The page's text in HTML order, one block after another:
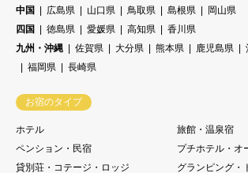
中国
広島県 山口県 鳥取県 島根県
岡山県
四国
徳島県 愛媛県 高知県
香川県
九州・沖縄
佐賀県 大分県 熊本県 鹿児島県
福岡県
長崎県
お宿のタイプ
ホテル
旅館・温泉宿
ペンション・民宿
プチホテル・オ
貸別荘・コテージ・ロッジ
グランピング・